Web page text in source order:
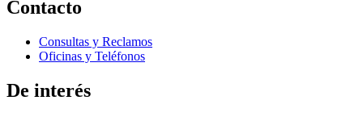
Contacto
Consultas y Reclamos
Oficinas y Teléfonos
De interés